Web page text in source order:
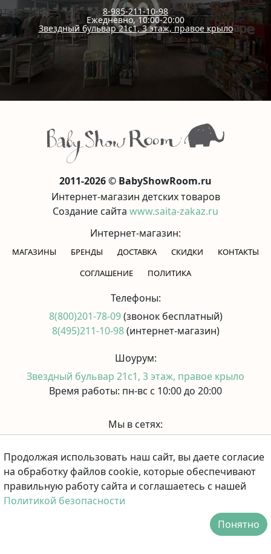
8-985-211-10-98
Ежедневно, 10:00-20:00
Звездный бульвар 21с1, 3 этаж, правое крыло
2011-2026 © BabyShowRoom.ru
Интернет-магазин детских товаров
Создание сайта www.saita-zakaz.ru
Интернет-магазин:
МАГАЗИНЫ БРЕНДЫ ДОСТАВКА СКИДКИ
КОНТАКТЫ
CОГЛАШЕНИЕ
ПОЛИТИКА
Телефоны:
8(800)201-78-09(звонок бесплатный)
8(495)211-10-98(интернет-магазин)
Шоурум:
Звездный бульвар 21с1, 3 этаж, правое крыло
Время работы: пн-вс с 10:00 до 20:00
Мы в сетях:
Принимаем к оплате:
Продолжая использовать наш сайт, вы даете согласие
на обработку файлов cookie, которые обеспечивают
правильную работу сайта и соглашаетесь с нашей
Политикой безопасности
Понятно